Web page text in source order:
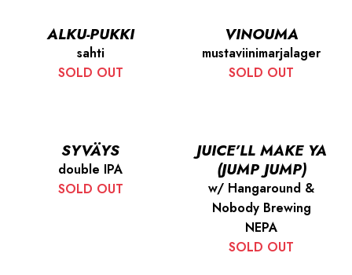
ALKU-PUKKI
sahti
SOLD OUT
VINOUMA
mustaviinimarjalager
SOLD OUT
SYVÄYS
double IPA
SOLD OUT
JUICE’LL MAKE YA
(JUMP JUMP)
w/ Hangaround &
Nobody Brewing
NEPA
SOLD OUT